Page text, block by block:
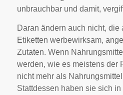
unbrauchbar und damit,
Daran ändern auch nicht, die
Etiketten werbewirksam,
Zutaten. Wenn
werden, wie es meistens der
nicht mehr als
Stattdessen haben sie sich